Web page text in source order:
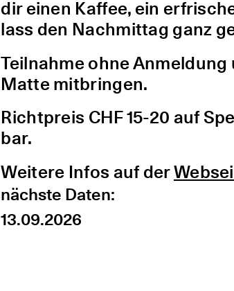
dir einen Kaffee, ein
lass den Nachmittag ganz
Teilnahme ohne
Matte mitbringen.
Richtpreis CHF 15-20 auf
bar.
Weitere Infos auf der
nächste Daten:
13.09.2026